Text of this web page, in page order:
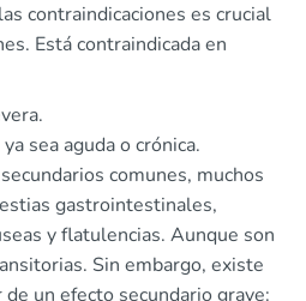
contraindicaciones es crucial
Está contraindicada en
sea aguda o crónica.
comunes, muchos
gastrointestinales,
y flatulencias. Aunque son
Sin embargo, existe
un efecto secundario grave: